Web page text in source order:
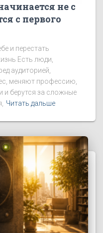
не с
с первого
и перестать
Есть люди,
аудиторией,
меняют профессию,
берутся за сложные
Читать дальше